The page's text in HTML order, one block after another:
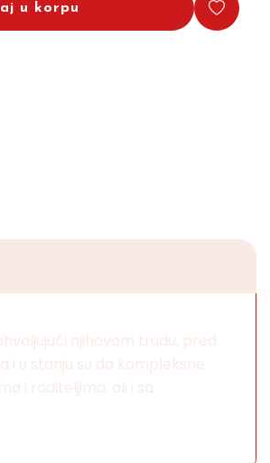
u korpu
njihovom trudu, pred
i u stanju su da kompleksne
i roditeljima, ali i sa